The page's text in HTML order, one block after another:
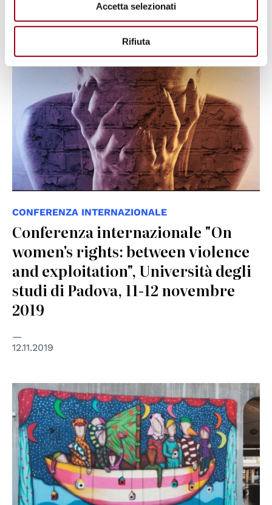
Accetta selezionati
Rifiuta
CONFERENZA INTERNAZIONALE
Conferenza internazionale "On
women's rights: between violence
and exploitation", Università degli
studi di Padova, 11-12 novembre
2019
12.11.2019
© Tony Gallo - https://www.tonygallo.it